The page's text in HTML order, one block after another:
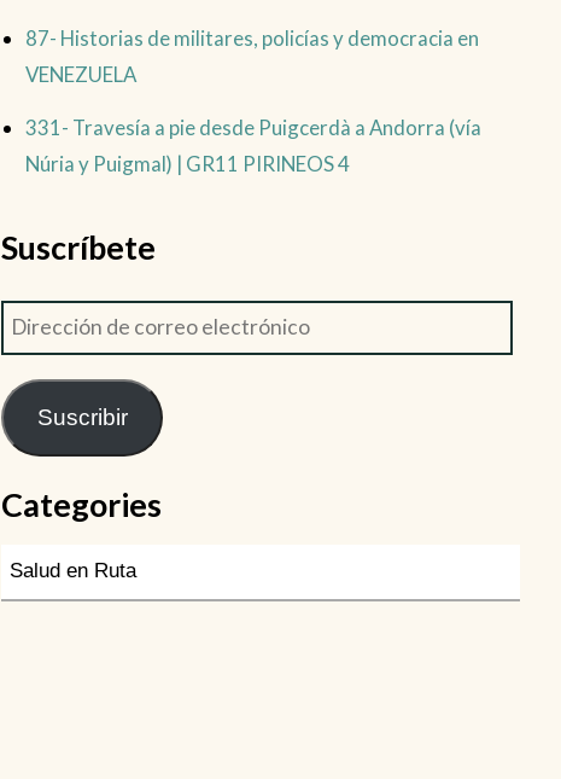
87- Historias de militares, policías y democracia en
VENEZUELA
331- Travesía a pie desde Puigcerdà a Andorra (vía
Núria y Puigmal) | GR11 PIRINEOS 4
Suscríbete
Suscribir
Categories